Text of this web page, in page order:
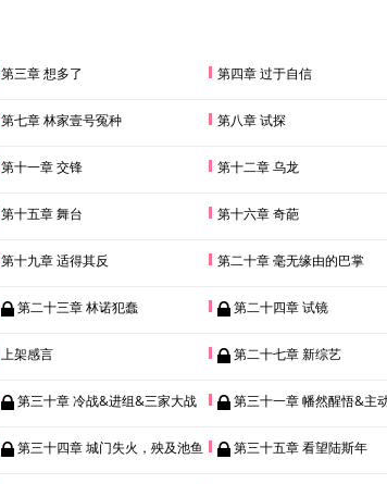
第三章 想多了 第四章 过于自信
第七章 林家壹号冤种 第八章 试探
第十一章 交锋 第十二章 乌龙
第十五章 舞台 第十六章 奇葩
第十九章 适得其反 第二十章 毫无缘由的巴掌
第二十三章 林诺犯蠢 第二十四章 试镜
上架感言 第二十七章 新综艺
第三十章 冷战&进组&三家大战 第三十一章 幡然醒悟&主动送
第三十四章 城门失火，殃及池鱼 第三十五章 看望陆斯年